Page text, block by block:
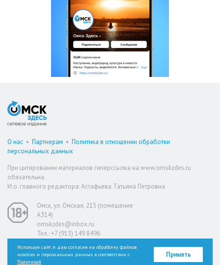
О нас • Партнерам • Политика в отношении обработки
персональных данных
При цитировании материалов гиперссылка на www.omskzdes.ru
обязательна.
И.о. главного редактора: Астафьева Татьяна Петровна
Омск, ул. Омская, 215 (помещение
А314)
omskzdes@inbox.ru
Тел.: +7 (913) 149 8496
Версия для слабовидящих
Используя сайт, я даю согласие на обработку файлов
«cookie» и персональных данных в соответствии с
Политикой
Принять